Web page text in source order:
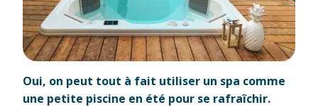
Oui, on peut tout à fait utiliser un spa comme
une petite piscine en été pour se rafraîchir.